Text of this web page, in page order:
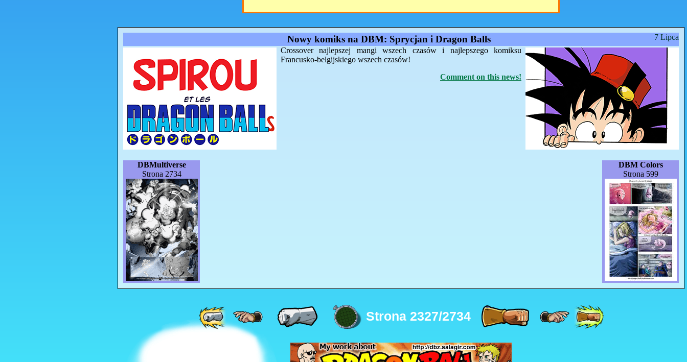
7 Lipca
Nowy komiks na DBM: Sprycjan i Dragon Balls
Crossover najlepszej mangi wszech czasów i najlepszego komiksu
Francusko-belgijskiego wszech czasów!
Comment on this news!
DBMultiverse
Strona 2734
DBM Colors
Strona 599
Strona 2327/2734